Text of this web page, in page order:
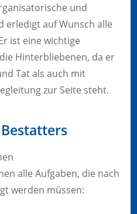
und
erledigt auf Wunsch alle
ist eine wichtige
Hinterbliebenen, da er
Tat als auch mit
zur Seite steht.
alle Aufgaben, die nach
werden müssen: